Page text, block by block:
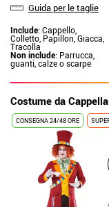
Guida per le taglie
Include: Cappello,
Colletto, Papillon, Giacca,
Tracolla
Non include: Parrucca,
guanti, calze o scarpe
Costume da
CONSEGNA 24/48 ORE